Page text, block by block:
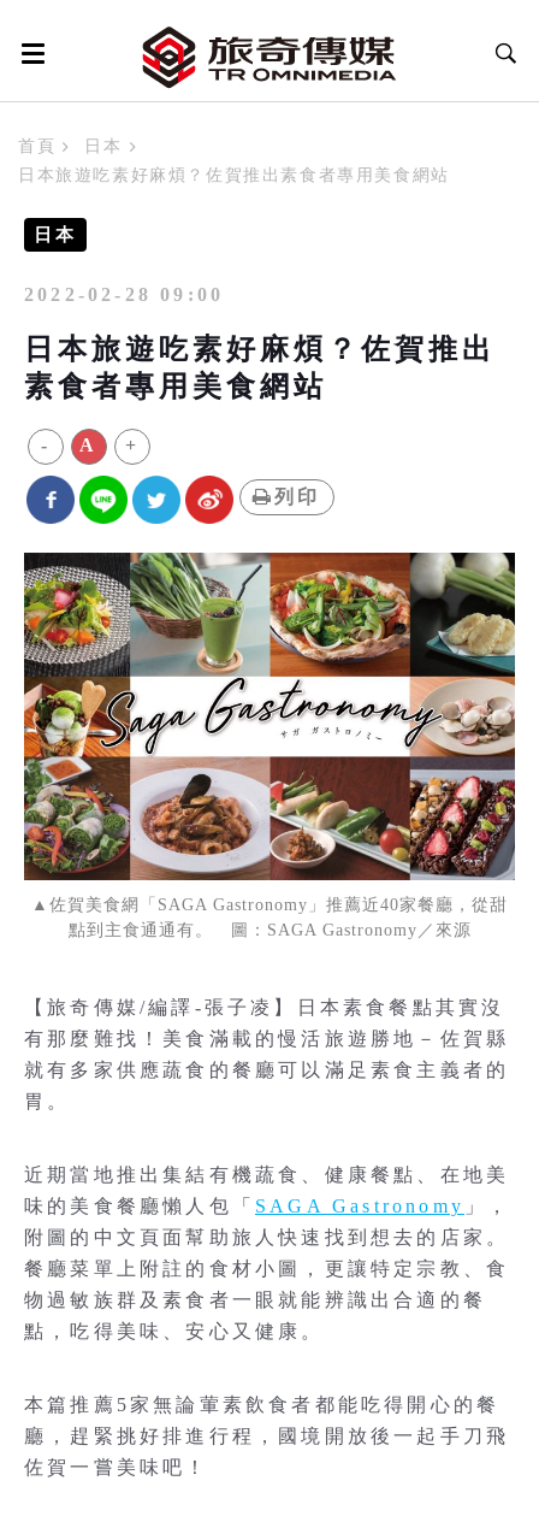
首頁
日本
日本旅遊吃素好麻煩？佐賀推出素食者專用美食網站
日本
2022-02-28 09:00
日本旅遊吃素好麻煩？佐賀推出
素食者專用美食網站
- A +
列印
▲佐賀美食網「SAGA Gastronomy」推薦近40家餐廳，從甜
點到主食通通有。 圖：SAGA Gastronomy／來源
【旅奇傳媒/編譯-張子凌】日本素食餐點其實沒
有那麼難找！美食滿載的慢活旅遊勝地－佐賀縣
就有多家供應蔬食的餐廳可以滿足素食主義者的
胃。
近期當地推出集結有機蔬食、健康餐點、在地美
味的美食餐廳懶人包「 SAGA Gastronomy 」，
附圖的中文頁面幫助旅人快速找到想去的店家。
餐廳菜單上附註的食材小圖，更讓特定宗教、食
物過敏族群及素食者一眼就能辨識出合適的餐
點，吃得美味、安心又健康。
本篇推薦5家無論葷素飲食者都能吃得開心的餐
廳，趕緊挑好排進行程，國境開放後一起手刀飛
佐賀一嘗美味吧！